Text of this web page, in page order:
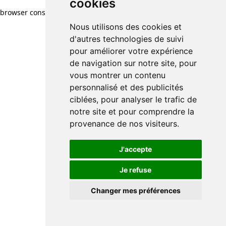
cookies
Nous utilisons des cookies et
d'autres technologies de suivi
pour améliorer votre expérience
de navigation sur notre site, pour
vous montrer un contenu
personnalisé et des publicités
ciblées, pour analyser le trafic de
notre site et pour comprendre la
provenance de nos visiteurs.
J'accepte
Je refuse
Changer mes préférences
cookies
Nous utilisons des cookies et
d'autres technologies de suivi
pour améliorer votre expérience
de navigation sur notre site, pour
vous montrer un contenu
personnalisé et des publicités
ciblées, pour analyser le trafic de
notre site et pour comprendre la
provenance de nos visiteurs.
J'accepte
Je refuse
Changer mes préférences
browser console for more information)